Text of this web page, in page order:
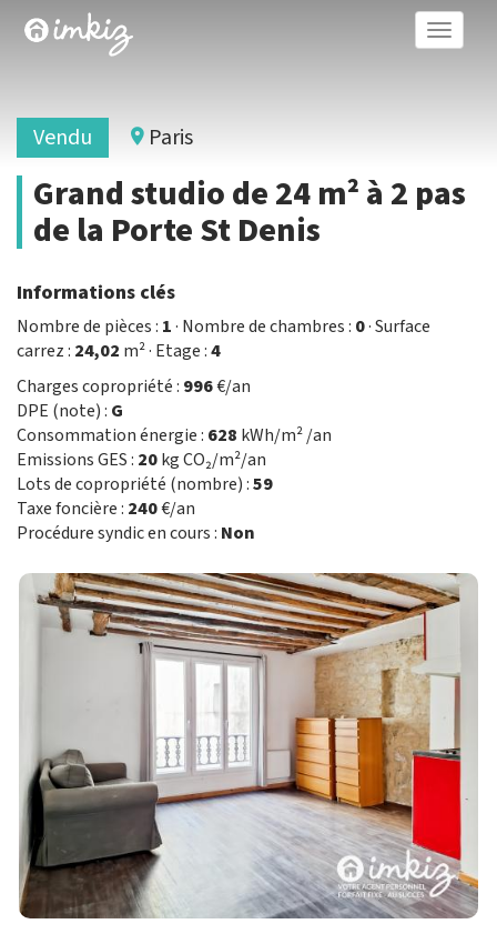
Toggle
Vendu Paris
Grand studio de 24 m² à 2 pas
de la Porte St Denis
Informations clés
Nombre de pièces : 1· Nombre de chambres : 0· Surface
carrez : 24,02 m² · Etage :4
Charges copropriété : 996€/an
DPE (note) : G
Consommation énergie : 628 kWh/m² /an
Emissions GES : 20kg CO₂/m²/an
Lots de copropriété (nombre) :59
Taxe foncière : 240€/an
Procédure syndic en cours : Non